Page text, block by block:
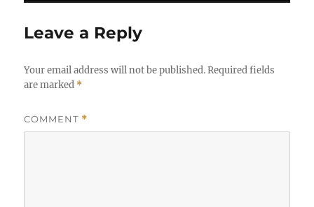
Leave a Reply
Your email address will not be published. Required fields
are marked *
COMMENT *